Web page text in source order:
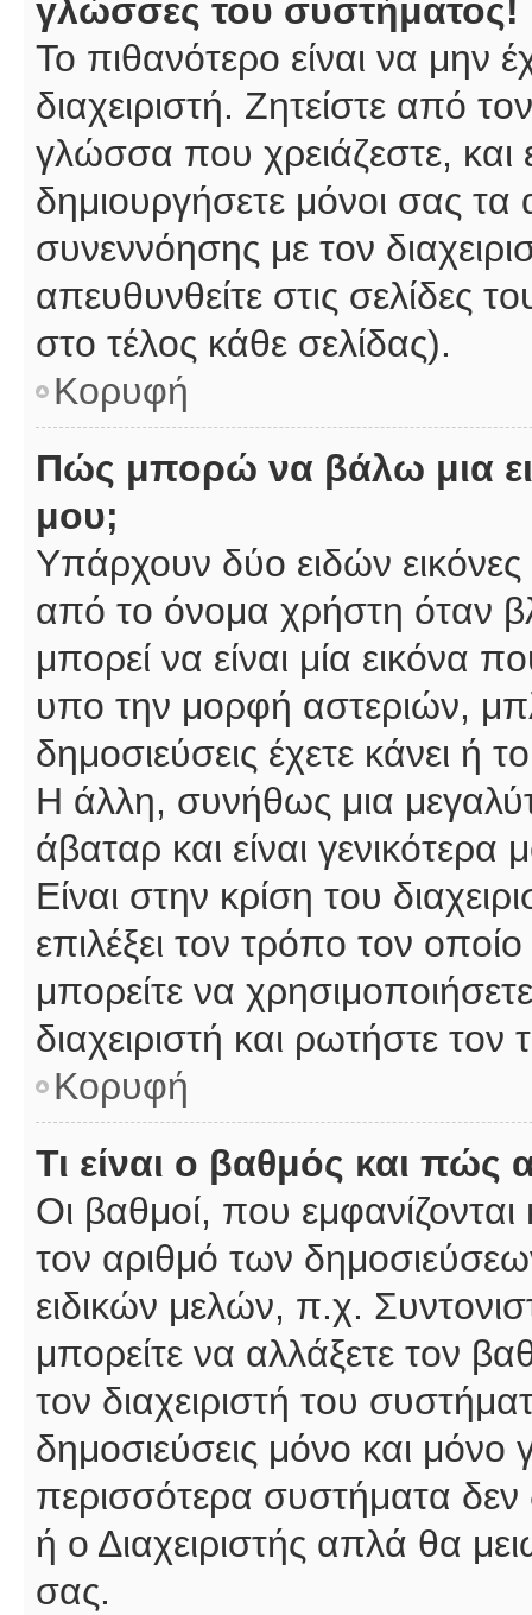
γλώσσες του συστήματος!
Το πιθανότερο είναι να μην
διαχειριστή. Ζητείστε από
γλώσσα που χρειάζεστε, και
δημιουργήσετε μόνοι σας
συνεννόησης με τον
απευθυνθείτε στις
στο τέλος κάθε σελίδας).
Κορυφή
Πώς μπορώ να βάλω μια
μου;
Υπάρχουν δύο ειδών
από το όνομα χρήστη όταν
μπορεί να είναι μία εικόνα
υπο την μορφή αστεριών,
δημοσιεύσεις έχετε κάνει
Η άλλη, συνήθως μια
άβαταρ και είναι
Είναι στην κρίση του
επιλέξει τον τρόπο τον
μπορείτε να
διαχειριστή και ρωτήστε τον
Κορυφή
Τι είναι ο βαθμός και
Οι βαθμοί, που
τον αριθμό των
ειδικών μελών, π.χ.
μπορείτε να αλλάξετε τον
τον διαχειριστή του
δημοσιεύσεις μόνο και
περισσότερα συστήματα δεν
ή ο Διαχειριστής απλά θα
σας.